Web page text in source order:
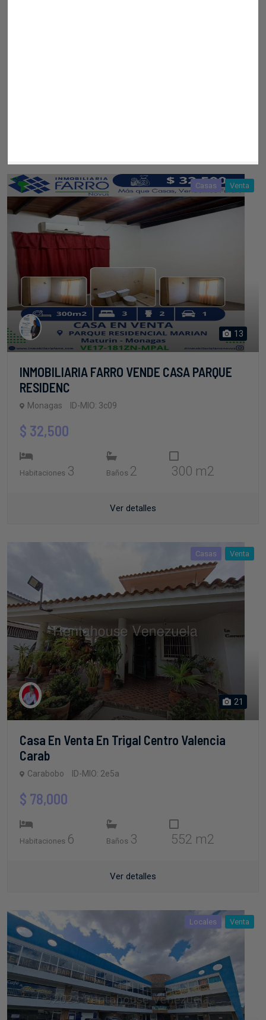
Casas Venta
RESIDENC
Monagas
Habitaciones Baños 300 m2
Carab
Carabobo
Habitaciones Baños 552 m2
Locales Venta